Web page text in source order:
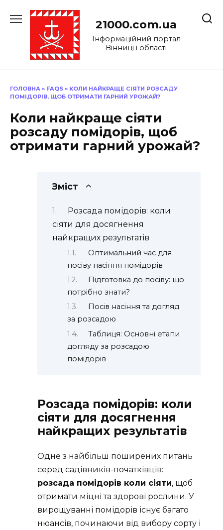
до
21000.com.ua
Інформаційний портал
Вінниці і області
ГОЛОВНА » FAQS » КОЛИ НАЙКРАЩЕ СІЯТИ РОЗСАДУ
ПОМІДОРІВ, ЩОБ ОТРИМАТИ ГАРНИЙ УРОЖАЙ?
Коли найкраще сіяти
розсаду помідорів, щоб
отримати гарний урожай?
Зміст
Розсада помідорів: коли
сіяти для досягнення
найкращих результатів
Оптимальний час для
посіву насіння помідорів
Підготовка до посіву: що
потрібно знати?
Посів насіння та догляд
за розсадою
Таблиця: Основні етапи
догляду за розсадою
помідорів
Розсада помідорів: коли
сіяти для досягнення
найкращих результатів
Одне з найбільш поширених питань
серед садівників-початківців:
розсада помідорів коли сіяти, щоб
отримати міцні та здорові рослини. У
вирощуванні помідорів існує багато
нюансів, починаючи від вибору сорту і